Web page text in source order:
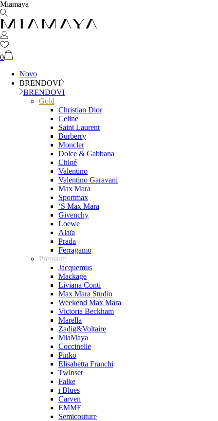
Miamaya
0
Novo
BRENDOVI
BRENDOVI
Gold
Christian Dior
Celine
Saint Laurent
Burberry
Moncler
Dolce & Gabbana
Chloé
Valentino
Valentino Garavani
Max Mara
Sportmax
‘S Max Mara
Givenchy
Loewe
Alaïa
Prada
Ferragamo
Premium
Jacquemus
Mackage
Liviana Conti
Max Mara Studio
Weekend Max Mara
Victoria Beckham
Marella
Zadig&Voltaire
MiaMaya
Coccinelle
Pinko
Elisabetta Franchi
Twinset
Falke
i Blues
Carven
EMME
Semicouture